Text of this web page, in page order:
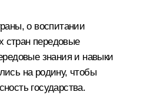
о воспитании
стран передовые
знания и навыки
на родину, чтобы
государства.